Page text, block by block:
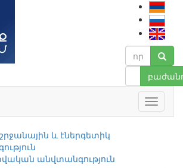
և էներգետիկ
անվտանգություն